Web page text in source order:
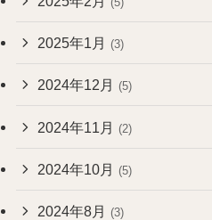
2025年1月 (3)
2024年12月 (5)
2024年11月 (2)
2024年10月 (5)
2024年8月 (3)